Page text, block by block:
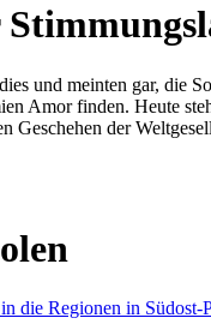
und meinten gar, die
Amor finden. Heute
der
die Regionen in Südost-